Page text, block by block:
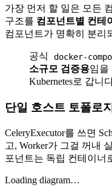
가장 먼저 할 일은 모든
구조를 컴포넌트별 컨테
컴포넌트가 명확히 분리
공식 docker-
소규모 검증용임을
Kubernetes로 갑니
단일 호스트 토폴로지
CeleryExecutor를 쓰면
고, Worker가 그걸 꺼내
포넌트는 독립 컨테이너
Loading diagram…